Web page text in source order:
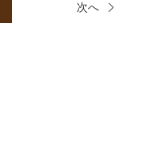
次へ